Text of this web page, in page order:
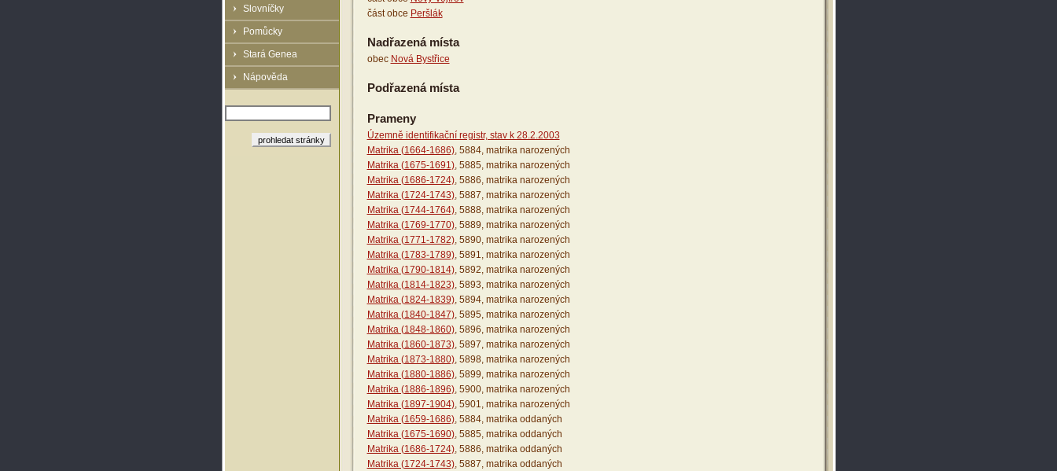
Slovníčky
Pomůcky
Stará Genea
Nápověda
část obce Peršlák
Nadřazená místa
obec Nová Bystřice
Podřazená místa
Prameny
Územně identifikační registr, stav k 28.2.2003
Matrika (1664-1686), 5884, matrika narozených
Matrika (1675-1691), 5885, matrika narozených
Matrika (1686-1724), 5886, matrika narozených
Matrika (1724-1743), 5887, matrika narozených
Matrika (1744-1764), 5888, matrika narozených
Matrika (1769-1770), 5889, matrika narozených
Matrika (1771-1782), 5890, matrika narozených
Matrika (1783-1789), 5891, matrika narozených
Matrika (1790-1814), 5892, matrika narozených
Matrika (1814-1823), 5893, matrika narozených
Matrika (1824-1839), 5894, matrika narozených
Matrika (1840-1847), 5895, matrika narozených
Matrika (1848-1860), 5896, matrika narozených
Matrika (1860-1873), 5897, matrika narozených
Matrika (1873-1880), 5898, matrika narozených
Matrika (1880-1886), 5899, matrika narozených
Matrika (1886-1896), 5900, matrika narozených
Matrika (1897-1904), 5901, matrika narozených
Matrika (1659-1686), 5884, matrika oddaných
Matrika (1675-1690), 5885, matrika oddaných
Matrika (1686-1724), 5886, matrika oddaných
Matrika (1724-1743), 5887, matrika oddaných